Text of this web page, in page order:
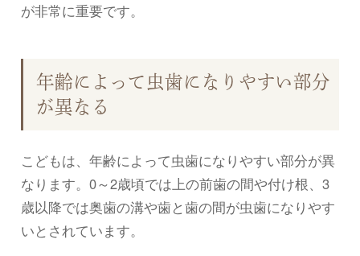
が非常に重要です。
年齢によって虫歯になりやすい部分
が異なる
こどもは、年齢によって虫歯になりやすい部分が異
なります。0～2歳頃では上の前歯の間や付け根、3
歳以降では奥歯の溝や歯と歯の間が虫歯になりやす
いとされています。